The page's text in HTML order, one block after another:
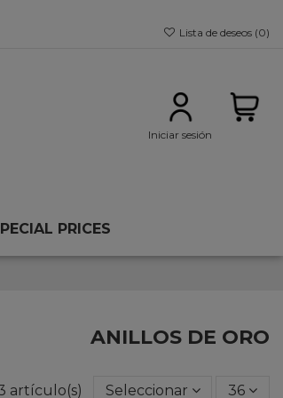
Lista de deseos (0)
Iniciar sesión
PRICES
ANILLOS DE ORO
artículo(s) Seleccionar 36